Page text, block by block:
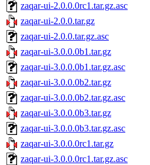
zaqar-ui-2.0.0.0rc1.tar.gz.asc
zaqar-ui-2.0.0.tar.gz
zaqar-ui-2.0.0.tar.gz.asc
zaqar-ui-3.0.0.0b1.tar.gz
zaqar-ui-3.0.0.0b1.tar.gz.asc
zaqar-ui-3.0.0.0b2.tar.gz
zaqar-ui-3.0.0.0b2.tar.gz.asc
zaqar-ui-3.0.0.0b3.tar.gz
zaqar-ui-3.0.0.0b3.tar.gz.asc
zaqar-ui-3.0.0.0rc1.tar.gz
zaqar-ui-3.0.0.0rc1.tar.gz.asc